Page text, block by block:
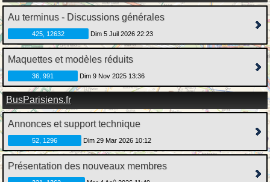
Au terminus - Discussions générales
425, 12632 Dim 5 Juil 2026 22:23
Maquettes et modèles réduits
36, 991 Dim 9 Nov 2025 13:36
BusParisiens.fr
Annonces et support technique
52, 1296 Dim 29 Mar 2026 10:12
Présentation des nouveaux membres